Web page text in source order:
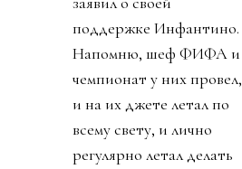
поддержке Инфантино.
Напомню, шеф ФИФА и
чемпионат у них провел,
и на их джете летал по
всему свету, и лично
регулярно летал делать